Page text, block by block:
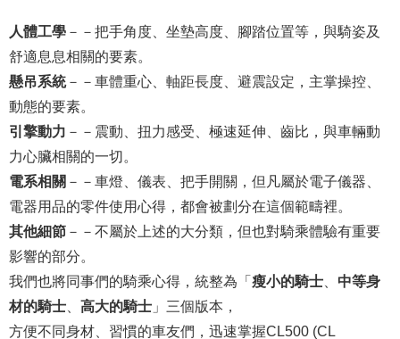
人體工學 －－把手角度、坐墊高度、腳踏位置等，與騎姿及
舒適息息相關的要素。
懸吊系統 －－車體重心、軸距長度、避震設定，主掌操控、
動態的要素。
引擎動力 －－震動、扭力感受、極速延伸、齒比，與車輛動
力心臟相關的一切。
電系相關 －－車燈、儀表、把手開關，但凡屬於電子儀器、
電器用品的零件使用心得，都會被劃分在這個範疇裡。
其他細節 －－不屬於上述的大分類，但也對騎乘體驗有重要
影響的部分。
我們也將同事們的騎乘心得，統整為「瘦小的騎士
中等身
材的騎士
高大的騎士 」三個版本，
方便不同身材、習慣的車友們，迅速掌握CL500 (CL